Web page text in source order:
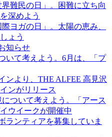
界難民の日」。困難に立ち向
深めよう
ヨガの日」。太陽の恵み、
ょう
知らせ
いて考えよう。6月は、「プ
ンより、THE ALFEE 高見沢
ンがリリース
について考えよう。「アース
ウイークが開催中
ランティアを募集していま